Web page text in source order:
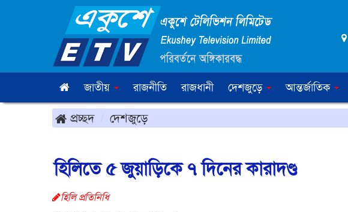
জাতীয় রাজনীতি রাজধানী দেশজুড়ে আন্তর্জাতিক
প্রচ্ছদ দেশজুড়ে
হিলিতে ৫ জুয়াড়িকে ৭ দিনের কারাদণ্ড
হিলি প্রতিনিধি